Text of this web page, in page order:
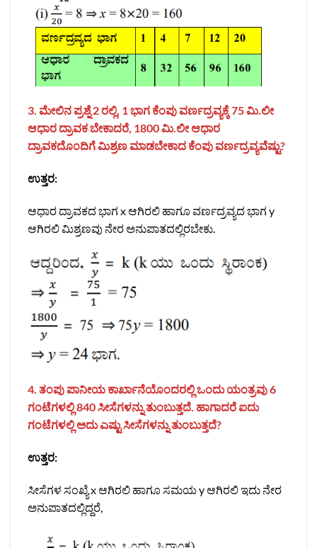
3. ಮೇಲಿನ ಪ್ರಶ್ನೆ 2 ರಲ್ಲಿ, 1 ಭಾಗ ಕೆಂಪು ವರ್ಣದ್ರವ್ಯಕ್ಕೆ 75 ಮಿ.ಲೀ
ಆಧಾರ ದ್ರಾವಕ ಬೇಕಾದರೆ, 1800 ಮಿ.ಲೀ ಆಧಾರ
ದ್ರಾವಕದೊಂದಿಗೆ ಮಿಶ್ರಣ ಮಾಡಬೇಕಾದ ಕೆಂಪು ವರ್ಣದ್ರವ್ಯವೆಷ್ಟು?
ಉತ್ತರ:
ಆಧಾರ ದ್ರಾವಕದ ಭಾಗ x ಆಗಿರಲಿ ಹಾಗೂ ವರ್ಣದ್ರವ್ಯದ ಭಾಗ y
ಆಗಿರಲಿ ಮಿಶ್ರಣವು ನೇರ ಅನುಪಾತದಲ್ಲಿರಬೇಕು.
4. ತಂಪು ಪಾನೀಯ ಕಾರ್ಖಾನೆಯೊಂದರಲ್ಲಿ ಒಂದು ಯಂತ್ರವು 6
ಗಂಟೆಗಳಲ್ಲಿ 840 ಸೀಸೆಗಳನ್ನು ತುಂಬುತ್ತದೆ. ಹಾಗಾದರೆ ಐದು
ಗಂಟೆಗಳಲ್ಲಿ ಅದು ಎಷ್ಟು ಸೀಸೆಗಳನ್ನು ತುಂಬುತ್ತದೆ?
ಉತ್ತರ:
ಸೀಸೆಗಳ ಸಂಖ್ಯೆ x ಆಗಿರಲಿ ಹಾಗೂ ಸಮಯ y ಆಗಿರಲಿ ಇದು ನೇರ
ಅನುಪಾತದಲ್ಲಿದ್ದರೆ,